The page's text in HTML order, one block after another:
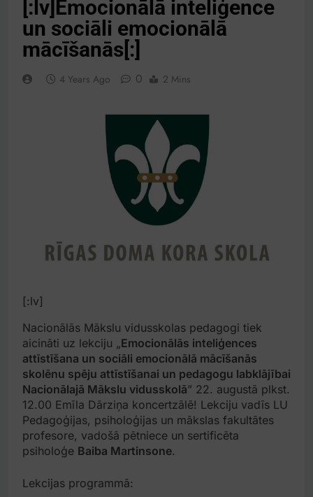
[:lv]Emocionālā inteliģence
un sociāli emocionālā
mācīšanās[:]
4 Years Ago 0 2 Mins
[:lv]
Nacionālās Mākslu vidusskolas pedagogi tiek
aicināti uz lekciju „Emocionālās inteliģences
attīstīšana un sociāli emocionālā mācīšanās
skolēnu spēju attīstīšanai un pedagogu labklājībai
Nacionālajā Mākslu vidusskolā” 22. augustā plkst.
12.00 Emīla Dārziņa koncertzālē! Lekciju vadīs LU
Pedagoģijas, psiholoģijas un mākslas fakultātes
profesore, vadošā pētniece un sertificēta
psiholoģe Baiba Martinsone.
Lekcijas programmā: